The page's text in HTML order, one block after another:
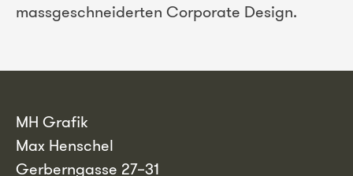
massgeschneiderten Corporate Design.
MH Grafik
Max Henschel
Gerberngasse 27–31